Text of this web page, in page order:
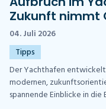
Zukunft nimmt
04. Juli 2026
Tipps
Der Yachthafen
modernen,
spannende Einblicke in